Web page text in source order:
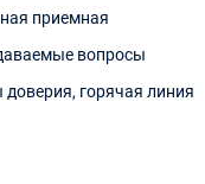
приемная
вопросы
горячая линия